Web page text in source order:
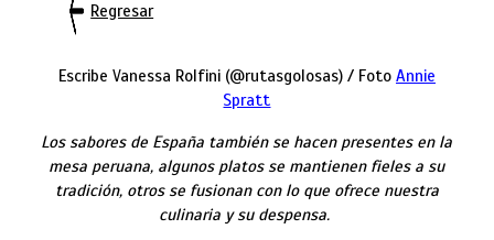
Regresar
Escribe Vanessa Rolfini (@rutasgolosas) / Foto Annie
Spratt
Los sabores de España también se hacen presentes en la
mesa peruana, algunos platos se mantienen fieles a su
tradición, otros se fusionan con lo que ofrece nuestra
culinaria y su despensa.